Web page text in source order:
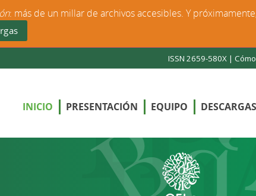
ISSN 2659-580X |
INICIO PRESENTACIÓN EQUIPO DESCARGAS
: más de un millar de archivos accesibles. Y